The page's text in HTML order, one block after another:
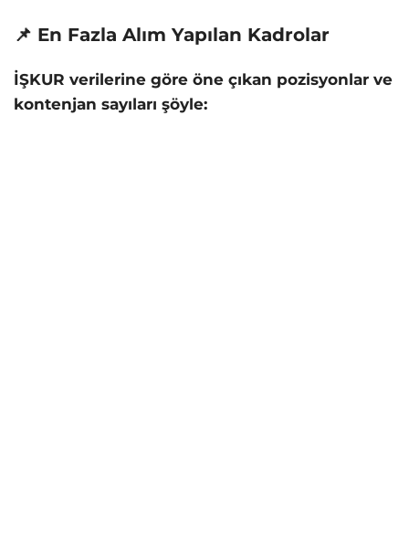
📌 En Fazla Alım Yapılan Kadrolar
İŞKUR verilerine göre öne çıkan pozisyonlar ve
kontenjan sayıları şöyle: